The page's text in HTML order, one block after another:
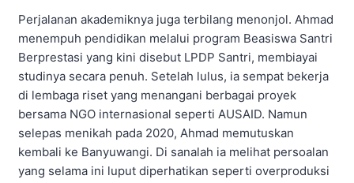
Perjalanan akademiknya juga terbilang menonjol. Ahmad
menempuh pendidikan melalui program Beasiswa Santri
Berprestasi yang kini disebut LPDP Santri, membiayai
studinya secara penuh. Setelah lulus, ia sempat bekerja
di lembaga riset yang menangani berbagai proyek
bersama NGO internasional seperti AUSAID. Namun
selepas menikah pada 2020, Ahmad memutuskan
kembali ke Banyuwangi. Di sanalah ia melihat persoalan
yang selama ini luput diperhatikan seperti overproduksi